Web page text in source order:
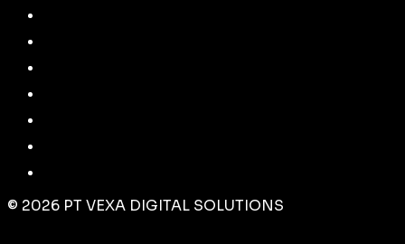
© 2026 PT VEXA DIGITAL SOLUTIONS